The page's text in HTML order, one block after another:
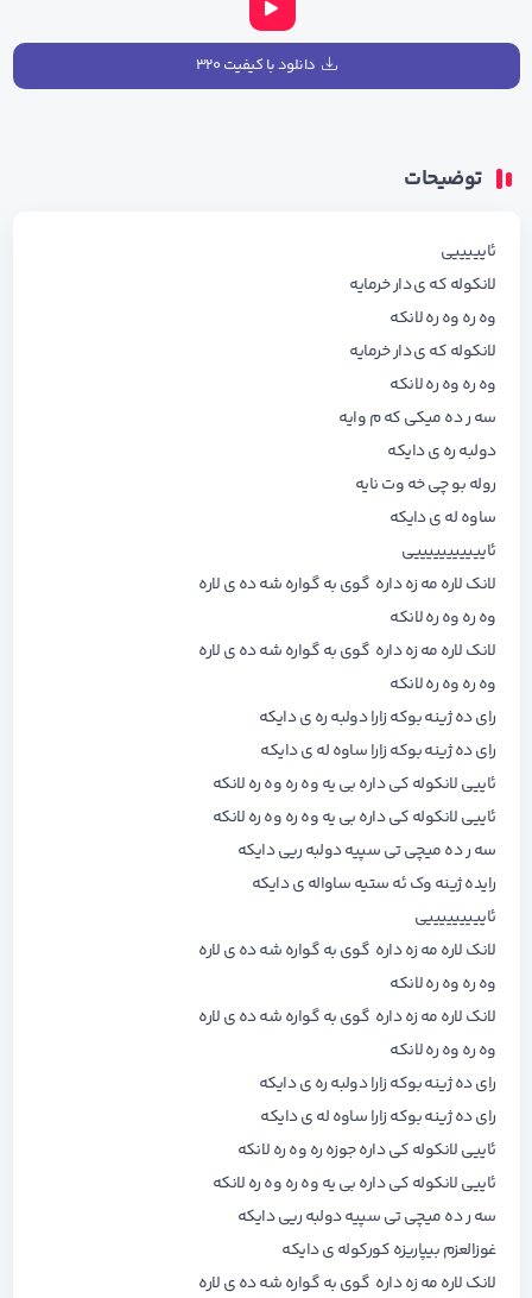
دانلود با کیفیت ۳۲۰
توضیحات
ئایییییی
لانکوله که ی دار خرمایه
وه ره وه ره لانکه
لانکوله که ی دار خرمایه
وه ره وه ره لانکه
سه ر ده میکی که م وایه
دولبه ره ی دایکه
روله بو چی خه وت نایه
ساوه له ی دایکه
ئایییییییییییی
لانک لاره مه زه داره گوی به گواره شه ده ی لاره
وه ره وه ره لانکه
لانک لاره مه زه داره گوی به گواره شه ده ی لاره
وه ره وه ره لانکه
رای ده ژینه بوکه زارا دولبه ره ی دایکه
رای ده ژینه بوکه زارا ساوه له ی دایکه
ئاییی لانکوله کی داره بی یه وه ره وه ره لانکه
ئاییی لانکوله کی داره بی یه وه ره وه ره لانکه
سه ر ده میچی تی سپیه دولبه ریی دایکه
رایده ژینه وک ئه ستیه ساواله ی دایکه
ئایییییییییی
لانک لاره مه زه داره گوی به گواره شه ده ی لاره
وه ره وه ره لانکه
لانک لاره مه زه داره گوی به گواره شه ده ی لاره
وه ره وه ره لانکه
رای ده ژینه بوکه زارا دولبه ره ی دایکه
رای ده ژینه بوکه زارا ساوه له ی دایکه
ئاییی لانکوله کی داره جوزه ره وه ره لانکه
ئاییی لانکوله کی داره بی یه وه ره وه ره لانکه
سه ر ده میچی تی سپیه دولبه ریی دایکه
غوزالعزم بیپاریزه کورکوله ی دایکه
لانک لاره مه زه داره گوی به گواره شه ده ی لاره